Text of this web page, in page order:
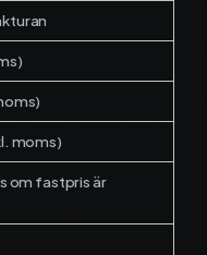
NY
moms)
om fastpris är